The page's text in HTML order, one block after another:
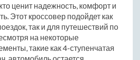
ценит надежность, комфорт и
Этот кроссовер подойдет как
так и для путешествий по
на некоторые
такие как 4-ступенчатая